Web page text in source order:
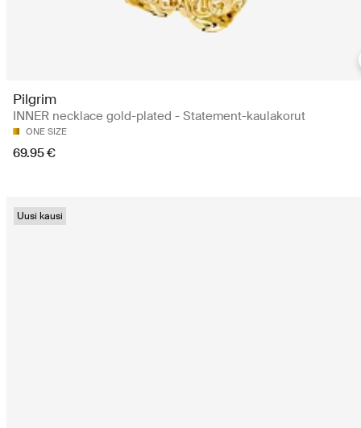
Pilgrim
INNER necklace gold-plated - Statement-kaulakorut
ONE SIZE
69.95 €
Uusi kausi